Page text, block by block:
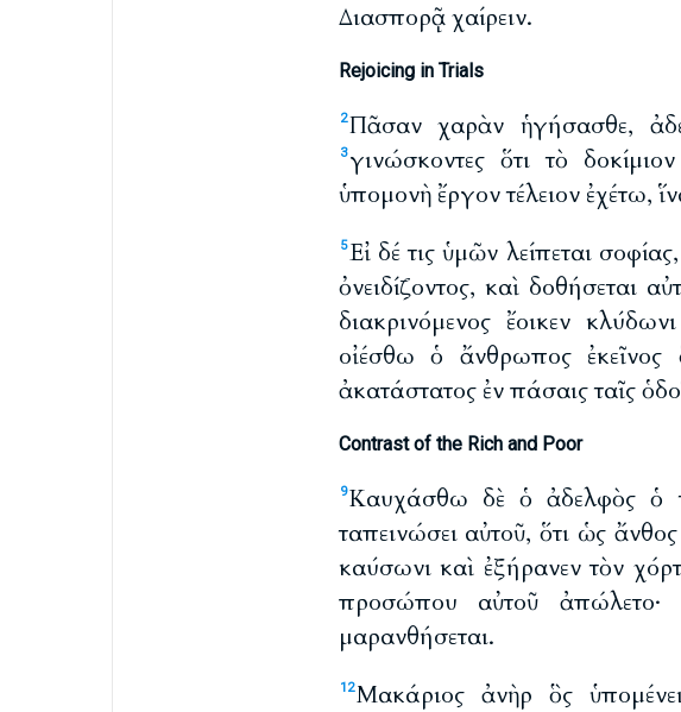
Διασπορᾷ χαίρειν.
Rejoicing in Trials
2Πᾶσαν χαρὰν ἡγήσασθε,
3 γινώσκοντες ὅτι τὸ
ὑπομονὴ ἔργον τέλειον ἐχέτω,
5Εἰ δέ τις ὑμῶν λείπεται
ὀνειδίζοντος, καὶ δοθήσεται
διακρινόμενος ἔοικεν
οἰέσθω ὁ ἄνθρωπος ἐκεῖνος
ἀκατάστατος ἐν πάσαις ταῖς
Contrast of the Rich and Poor
9Καυχάσθω δὲ ὁ ἀδελφὸς ὁ
ταπεινώσει αὐτοῦ, ὅτι ὡς
καύσωνι καὶ ἐξήρανεν τὸν
προσώπου αὐτοῦ ἀπώλετο·
μαρανθήσεται.
12Μακάριος ἀνὴρ ὃς